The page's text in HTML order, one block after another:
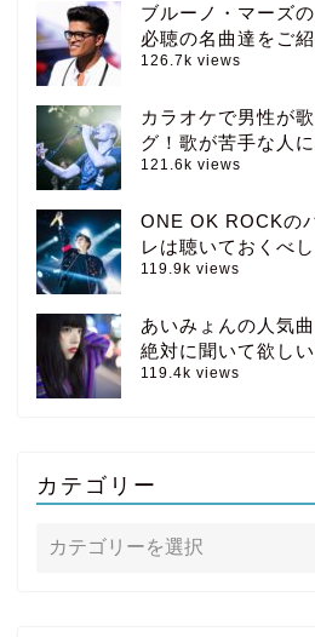
ブルーノ・マーズ
必聴の名曲達をご紹
126.7k views
カラオケで男性が
グ！歌が苦手な人
121.6k views
ONE OK ROCKの
レは聴いておくべし
119.9k views
あいみょんの人気
絶対に聞いて欲し
119.4k views
カテゴリー